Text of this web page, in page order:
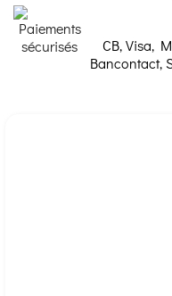
CB, Visa,
Bancontact,